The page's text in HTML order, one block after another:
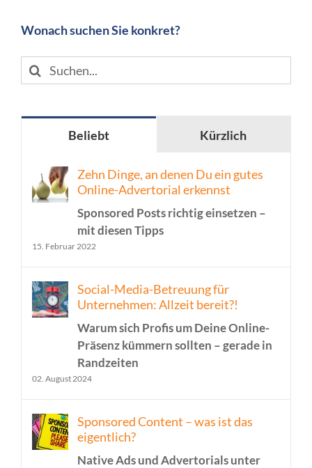
Wonach suchen Sie konkret?
Suche
nach:
Beliebt Kürzlich
Zehn Dinge, an denen Du ein gutes
Online-Advertorial erkennst
Sponsored Posts richtig einsetzen –
mit diesen Tipps
15. Februar 2022
Social-Media-Betreuung für
Unternehmen: Allzeit bereit?!
Warum sich Profis um Deine Online-
Präsenz kümmern sollten – gerade in
Randzeiten
02. August 2024
Sponsored Content – was ist das
eigentlich?
Native Ads und Advertorials unter